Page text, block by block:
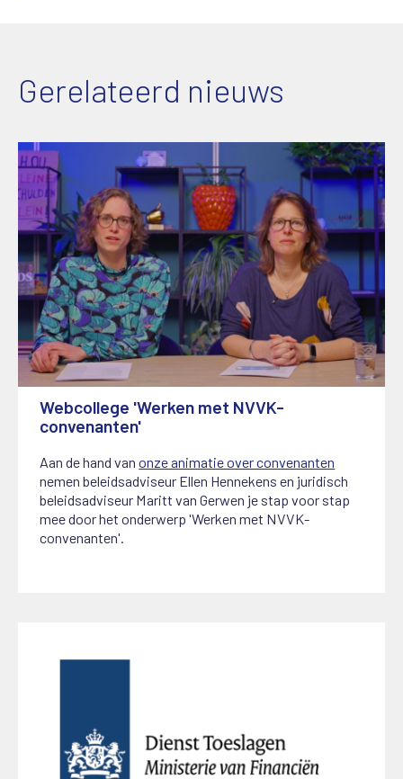
Gerelateerd nieuws
Webcollege 'Werken met NVVK-
convenanten'
27 februari 2026
Aan de hand vanonze animatie over convenanten
nemen beleidsadviseur Ellen Hennekens en juridisch
beleidsadviseur Maritt van Gerwen je stap voor stap
mee door het onderwerp 'Werken met NVVK-
convenanten'.